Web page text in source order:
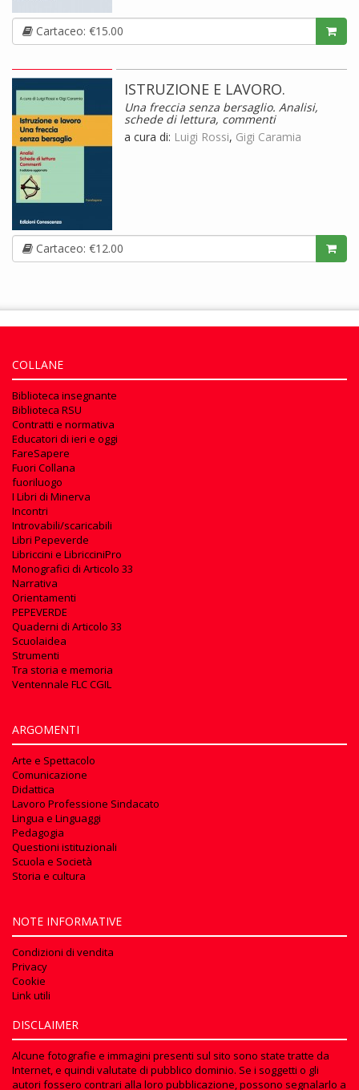
Cartaceo: €15.00
ISTRUZIONE E LAVORO.
Una freccia senza bersaglio. Analisi,
schede di lettura, commenti
a cura di: Luigi Rossi, Gigi Caramia
Cartaceo: €12.00
COLLANE
Biblioteca insegnante
Biblioteca RSU
Contratti e normativa
Educatori di ieri e oggi
FareSapere
Fuori Collana
fuoriluogo
I Libri di Minerva
Incontri
Introvabili/scaricabili
Libri Pepeverde
Libriccini e LibricciniPro
Monografici di Articolo 33
Narrativa
Orientamenti
PEPEVERDE
Quaderni di Articolo 33
Scuolaidea
Strumenti
Tra storia e memoria
Ventennale FLC CGIL
ARGOMENTI
Arte e Spettacolo
Comunicazione
Didattica
Lavoro Professione Sindacato
Lingua e Linguaggi
Pedagogia
Questioni istituzionali
Scuola e Società
Storia e cultura
NOTE INFORMATIVE
Condizioni di vendita
Privacy
Cookie
Link utili
DISCLAIMER
Alcune fotografie e immagini presenti sul sito sono state tratte da
Internet, e quindi valutate di pubblico dominio. Se i soggetti o gli
autori fossero contrari alla loro pubblicazione, possono segnalarlo a